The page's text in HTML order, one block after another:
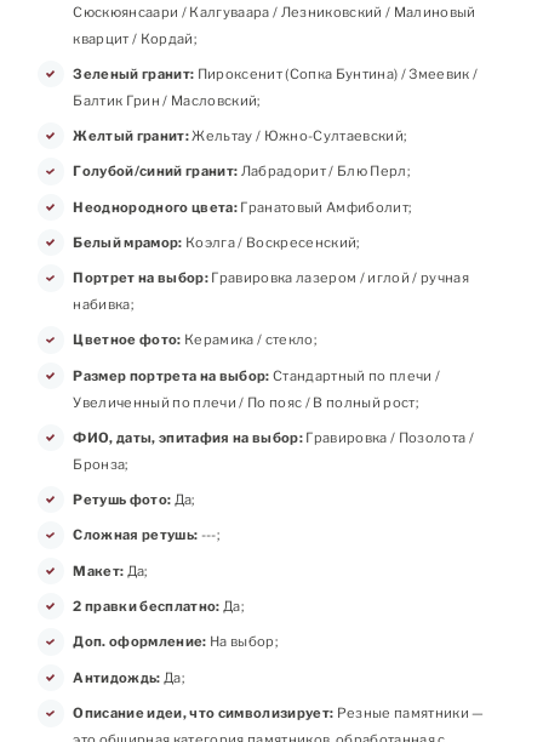
Сюскюянсаари / Калгуваара / Лезниковский / Малиновый
кварцит / Кордай;
Зеленый гранит: Пироксенит (Сопка Бунтина) / Змеевик /
Балтик Грин / Масловский;
Желтый гранит:Жельтау / Южно-Султаевский;
Голубой/синий гранит: Лабрадорит / Блю Перл;
Неоднородного цвета:Гранатовый Амфиболит;
Белый мрамор: Коэлга / Воскресенский;
Портрет на выбор:Гравировка лазером / иглой / ручная
набивка;
Цветное фото: Керамика / стекло;
Размер портрета на выбор: Стандартный по плечи /
Увеличенный по плечи / По пояс / В полный рост;
ФИО, даты, эпитафия на выбор:Гравировка / Позолота /
Бронза;
Ретушь фото: Да;
Сложная ретушь: ---;
Макет: Да;
2 правки бесплатно: Да;
Доп. оформление: На выбор;
Антидождь: Да;
Описание идеи, что символизирует: Резные памятники —